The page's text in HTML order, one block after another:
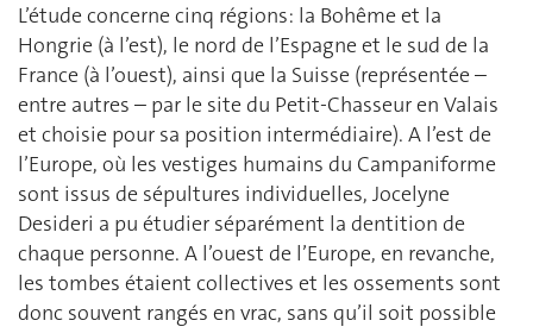
L’étude concerne cinq régions: la Bohême et la
Hongrie (à l’est), le nord de l’Espagne et le sud de la
France (à l’ouest), ainsi que la Suisse (représentée –
entre autres – par le site du Petit-Chasseur en Valais
et choisie pour sa position intermédiaire). A l’est de
l’Europe, où les vestiges humains du Campaniforme
sont issus de sépultures individuelles, Jocelyne
Desideri a pu étudier séparément la dentition de
chaque personne. A l’ouest de l’Europe, en revanche,
les tombes étaient collectives et les ossements sont
donc souvent rangés en vrac, sans qu’il soit possible